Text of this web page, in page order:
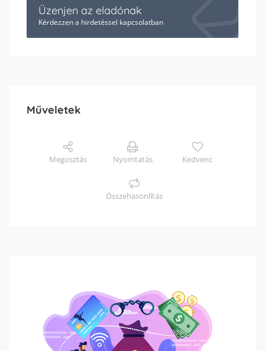
Üzenjen az eladónak
Kérdezzen a hirdetéssel kapcsolatban
Műveletek
Megosztás Nyomtatás Kedvenc
Összehasonlítás